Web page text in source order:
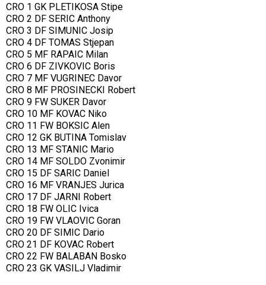
CRO 1 GK PLETIKOSA Stipe
CRO 2 DF SERIC Anthony
CRO 3 DF SIMUNIC Josip
CRO 4 DF TOMAS Stjepan
CRO 5 MF RAPAIC Milan
CRO 6 DF ZIVKOVIC Boris
CRO 7 MF VUGRINEC Davor
CRO 8 MF PROSINECKI Robert
CRO 9 FW SUKER Davor
CRO 10 MF KOVAC Niko
CRO 11 FW BOKSIC Alen
CRO 12 GK BUTINA Tomislav
CRO 13 MF STANIC Mario
CRO 14 MF SOLDO Zvonimir
CRO 15 DF SARIC Daniel
CRO 16 MF VRANJES Jurica
CRO 17 DF JARNI Robert
CRO 18 FW OLIC Ivica
CRO 19 FW VLAOVIC Goran
CRO 20 DF SIMIC Dario
CRO 21 DF KOVAC Robert
CRO 22 FW BALABAN Bosko
CRO 23 GK VASILJ Vladimir